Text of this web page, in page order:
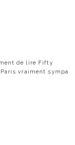
de lire Fifty
vraiment sympa